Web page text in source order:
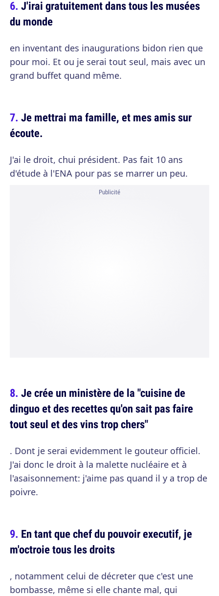
J'irai gratuitement dans tous les musées
du monde
en inventant des inaugurations bidon rien que
pour moi. Et ou je serai tout seul, mais avec un
grand buffet quand même.
Je mettrai ma famille, et mes amis sur
écoute.
J'ai le droit, chui président. Pas fait 10 ans
d'étude à l'ENA pour pas se marrer un peu.
Publicité
Je crée un ministère de la "cuisine de
dinguo et des recettes qu'on sait pas faire
tout seul et des vins trop chers"
. Dont je serai evidemment le gouteur officiel.
J'ai donc le droit à la malette nucléaire et à
l'asaisonnement: j'aime pas quand il y a trop de
poivre.
En tant que chef du pouvoir executif, je
m'octroie tous les droits
, notamment celui de décreter que c'est une
bombasse, même si elle chante mal, qui